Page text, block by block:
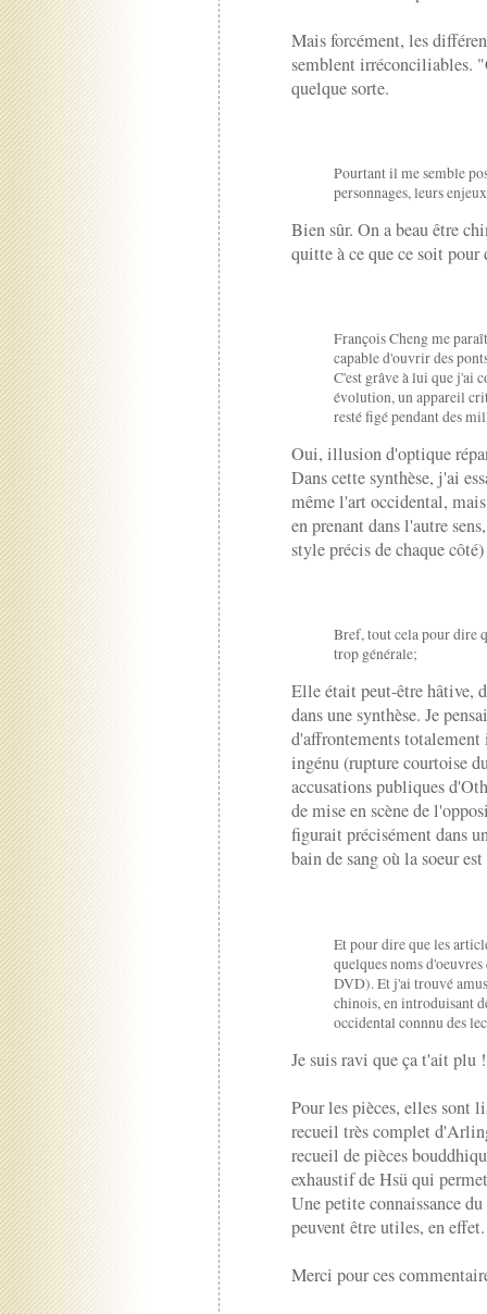
Mais forcément, les
semblent irréconciliables.
quelque sorte.
Pourtant il me semble
personnages, leurs
Bien sûr. On a beau être
quitte à ce que ce soit pour
François Cheng me
capable d'ouvrir des
C'est grâve à lui que j'ai
évolution, un appareil
resté figé pendant des
Oui, illusion d'optique
Dans cette synthèse, j'ai
même l'art occidental,
en prenant dans l'autre
style précis de chaque côté)
Bref, tout cela pour dire
trop générale;
Elle était peut-être hâtive,
dans une synthèse. Je
d'affrontements
ingénu (rupture courtoise
accusations publiques
de mise en scène de
figurait précisément dans
bain de sang où la soeur
Et pour dire que les
quelques noms
DVD). Et j'ai trouvé
chinois, en introduisant
occidental connnu des
Je suis ravi que ça t'ait plu !
Pour les pièces, elles sont
recueil très complet
recueil de pièces
exhaustif de Hsü qui
Une petite connaissance
peuvent être utiles, en effet.
Merci pour ces